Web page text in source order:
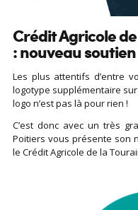
Crédit Agricole
: nouveau
Les plus attentifs d’entre
logotype supplémentaire sur
logo n’est pas là pour rien !
C’est donc avec un très
Poitiers vous présente son
le Crédit Agricole de la